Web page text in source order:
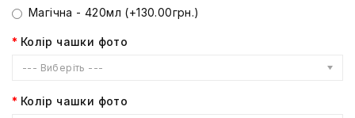
Магічна - 420мл (+130.00грн.)
Колір чашки фото
--- Виберіть ---
Колір чашки фото